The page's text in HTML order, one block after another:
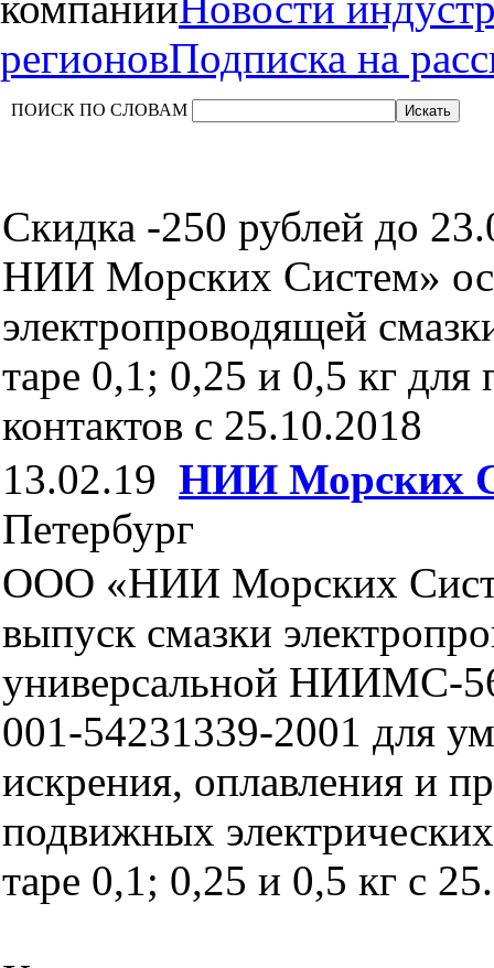
регионовПодписка на
ПОИСК ПО СЛОВАМ
Скидка -250 рублей до
НИИ Морских Систем»
электропроводящей
таре 0,1; 0,25 и 0,5 кг
контактов c 25.10.2018
13.02.19 НИИ Морских
Петербург
ООО «НИИ Морских
выпуск смазки
универсальной НИИМС-
001-54231339-2001 для
искрения, оплавления и
подвижных
таре 0,1; 0,25 и 0,5 кг с